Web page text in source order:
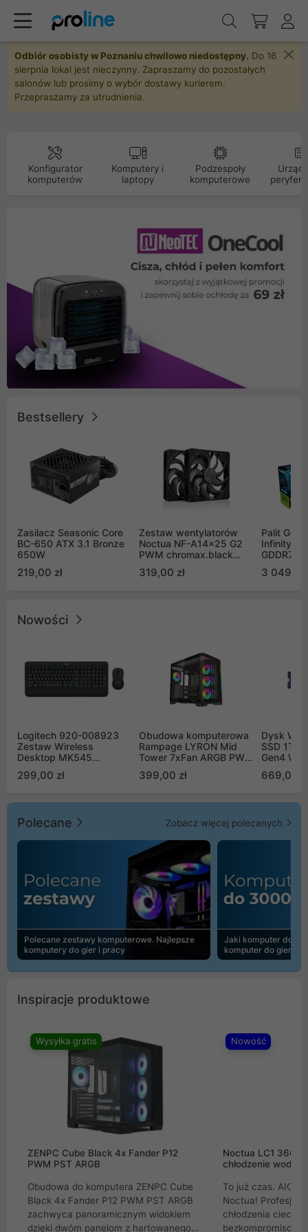
Odbiór osobisty w Poznaniu chwilowo niedostępny. Do 16
sierpnia lokal jest nieczynny. Zapraszamy do pozostałych
salonów lub prosimy o wybór dostawy kurierem.
Przepraszamy za utrudnienia.
Konfigurator
komputerów
Komputery i
laptopy
Podzespoły
komputerowe
Bestsellery
Zasilacz Seasonic Core
BC-650 ATX 3.1 Bronze
650W
219,00 zł
Zestaw wentylatorów
Noctua NF-A14x25 G2
PWM chromax.black
Push Pull (2szt)
319,00 zł
Palit
Infinity 3
GDDR7
GB2050S)
3 049,00
Nowości
Logitech 920-008923
Zestaw Wireless
Desktop MK545
299,00 zł
Obudowa komputerowa
Rampage LYRON Mid
Tower 7xFan ARGB PWM
399,00 zł
Dysk WD
SSD 1TB
Gen4
669,00
Polecane Zobacz więcej polecanych
Polecane zestawy komputerowe. Najlepsze
komputery do gier i pracy
Jaki komputer do
komputer do gier |
Inspiracje produktowe
Wysyłka gratis
ZENPC Cube Black 4x Fander P12
PWM PST ARGB
Obudowa do komputera ZENPC Cube
Black 4x Fander P12 PWM PST ARGB
zachwyca panoramicznym widokiem
dzięki dwóm panelom z hartowanego
Nowość
Noctua LC1
chłodzenie wodne
To już czas. AIO
Noctua!
chłodzenia cieczą